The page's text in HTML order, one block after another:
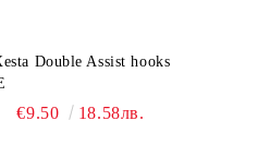
Double Assist hooks
€9.50 18.58лв.